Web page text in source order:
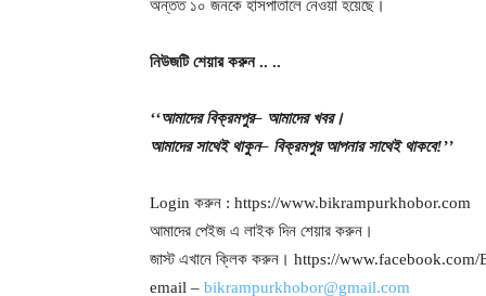
অন্তত ১০ জনকে হাসপাতালে নেওয়া হয়েছে।
নিউজটি শেয়ার করুন.. ..
‘‘আমাদের বিক্রমপুর– আমাদের খবর।
আমাদের সাথেই থাকুন– বিক্রমপুর আপনার সাথেই থাকবে!’’
Login করুন : https://www.bikrampurkhobor.com
আমাদের পেইজ এ লাইক দিন শেয়ার করুন।
জাস্ট এখানে ক্লিক করুন। https://
email – bikrampurkhobor@gmail.com